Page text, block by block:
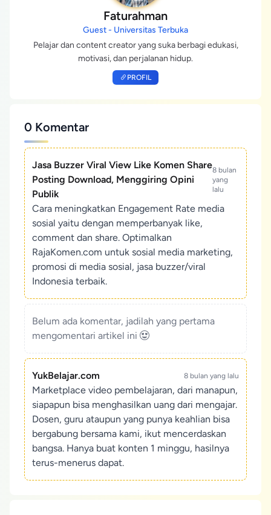
Faturahman
Guest - Universitas Terbuka
Pelajar dan content creator yang suka berbagi edukasi,
motivasi, dan perjalanan hidup.
PROFIL
0 Komentar
Jasa Buzzer Viral View Like Komen Share
Posting Download, Menggiring Opini
Publik
8 bulan
yang
lalu
Cara meningkatkan Engagement Rate media
sosial yaitu dengan memperbanyak like,
comment dan share. Optimalkan
RajaKomen.com untuk sosial media marketing,
promosi di media sosial, jasa buzzer/viral
Indonesia terbaik.
Belum ada komentar, jadilah yang pertama
mengomentari artikel ini
YukBelajar.com 8 bulan yang lalu
Marketplace video pembelajaran, dari manapun,
siapapun bisa menghasilkan uang dari mengajar.
Dosen, guru ataupun yang punya keahlian bisa
bergabung bersama kami, ikut mencerdaskan
bangsa. Hanya buat konten 1 minggu, hasilnya
terus-menerus dapat.